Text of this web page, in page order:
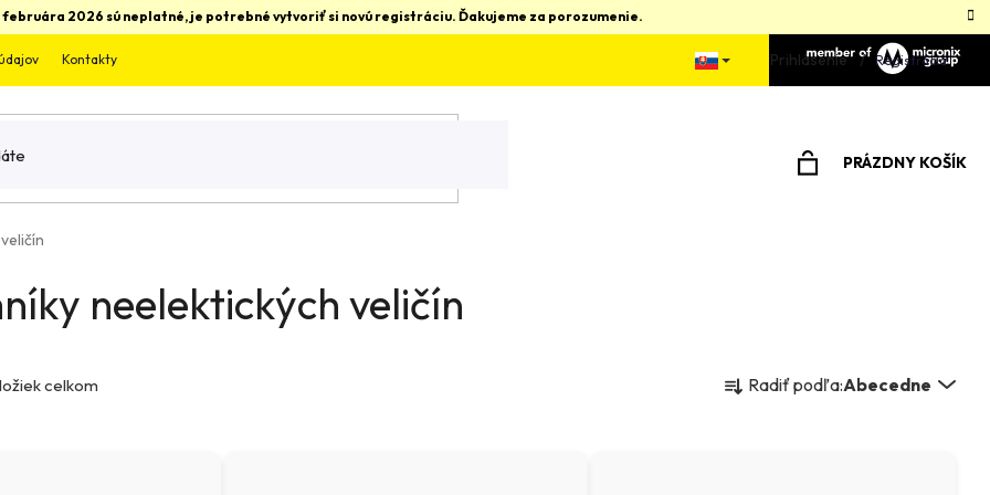
2026 sú neplatné, je potrebné vytvoriť si novú registráciu. Ďakujeme za porozumenie.
Kontakty Prihlásenie Registrácia
PRÁZDNY KOŠÍK
neelektických veličín
celkom
R Radiť podľa:Abecedne